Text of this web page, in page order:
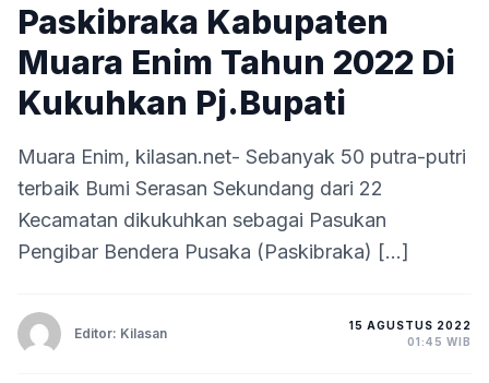
Paskibraka Kabupaten
Muara Enim Tahun 2022 Di
Kukuhkan Pj.Bupati
Muara Enim, kilasan.net- Sebanyak 50 putra-putri
terbaik Bumi Serasan Sekundang dari 22
Kecamatan dikukuhkan sebagai Pasukan
Pengibar Bendera Pusaka (Paskibraka) […]
Editor: Kilasan
15 AGUSTUS 2022
01:45 WIB